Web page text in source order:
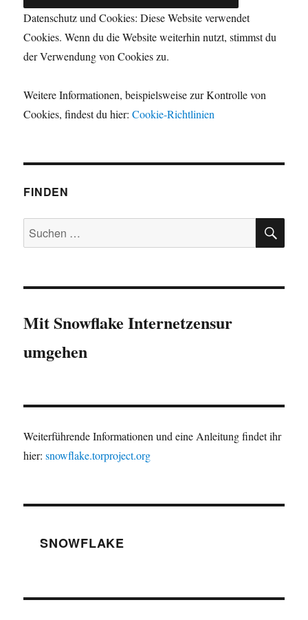
Datenschutz und Cookies: Diese Website verwendet
Cookies. Wenn du die Website weiterhin nutzt, stimmst du
der Verwendung von Cookies zu.
Weitere Informationen, beispielsweise zur Kontrolle von
Cookies, findest du hier:Cookie-Richtlinien
FINDEN
Suchen
nach:
Mit Snowflake Internetzensur
umgehen
Weiterführende Informationen und eine Anleitung findet ihr
hier:snowflake.torproject.org
SNOWFLAKE